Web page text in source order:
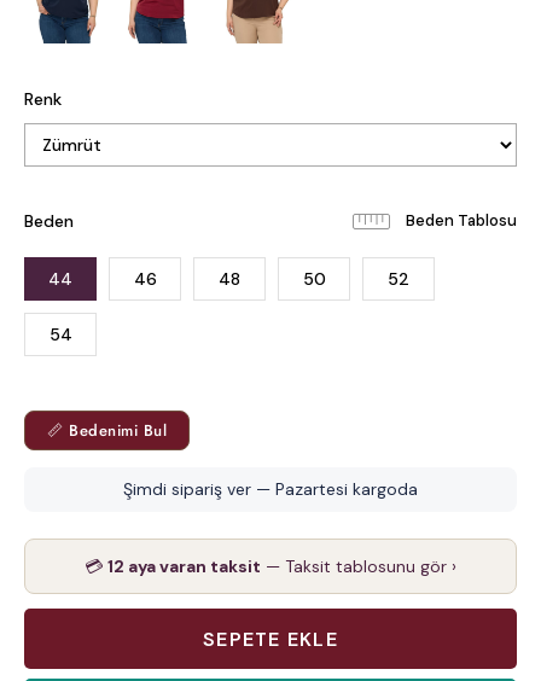
Renk
Beden Beden Tablosu
44 46 48 50 52
54
📏 Bedenimi Bul
Şimdi sipariş ver — Pazartesi kargoda
💳 12 aya varan taksit — Taksit tablosunu gör ›